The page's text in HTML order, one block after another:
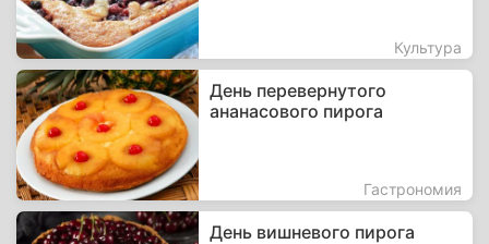
Культура
День перевернутого
ананасового пирога
Гастрономия
День вишневого пирога